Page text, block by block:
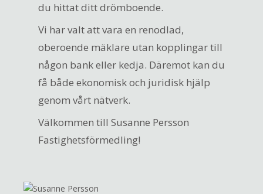
du hittat ditt drömboende.
Vi har valt att vara en renodlad,
oberoende mäklare utan kopplingar till
någon bank eller kedja. Däremot kan du
få både ekonomisk och juridisk hjälp
genom vårt nätverk.
Välkommen till Susanne Persson
Fastighetsförmedling!